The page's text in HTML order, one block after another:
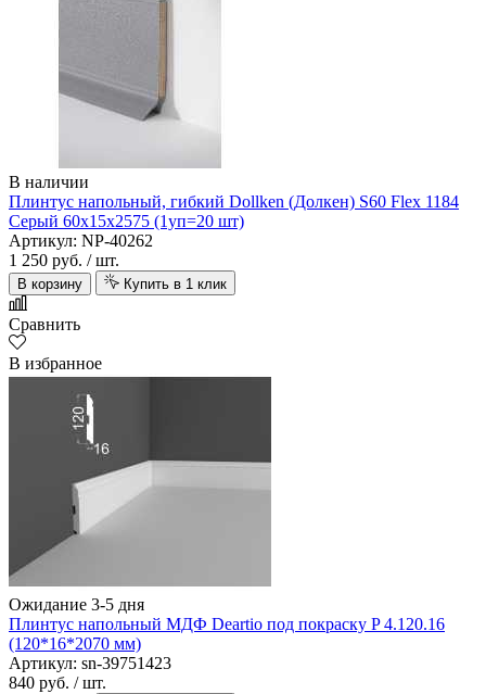
В наличии
Плинтус напольный, гибкий Dollken (Долкен) S60 Flex 1184
Серый 60x15х2575 (1уп=20 шт)
Артикул: NP-40262
1 250 руб. / шт.
В корзину Купить в 1 клик
Сравнить
В избранное
Ожидание 3-5 дня
Плинтус напольный МДФ Deartio под покраску P 4.120.16
(120*16*2070 мм)
Артикул: sn-39751423
840 руб. / шт.